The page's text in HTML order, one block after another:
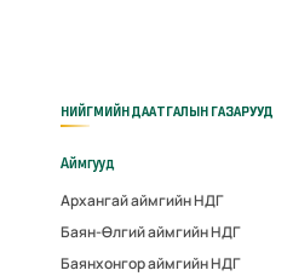
НИЙГМИЙН ДААТГАЛЫН ГАЗАРУУД
Аймгууд
Архангай аймгийн НДГ
Баян-Өлгий аймгийн НДГ
Баянхонгор аймгийн НДГ